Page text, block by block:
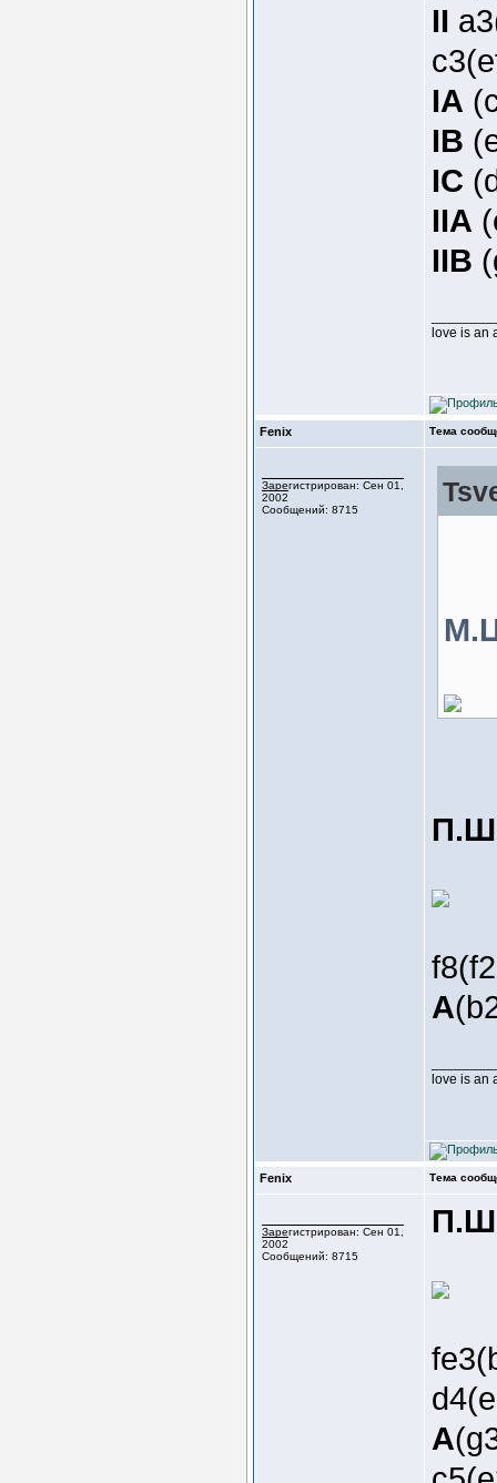
II
IA
IB
IC
IIA
IIB
love is an
Fenix Тема
Зарегистрирован: Сен 01,
2002
Сообщений: 8715
A
love is an
Fenix Тема
Зарегистрирован: Сен 01,
2002
Сообщений: 8715
A